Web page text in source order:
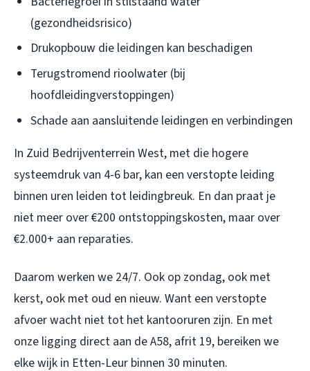
(gezondheidsrisico)
Drukopbouw die leidingen kan beschadigen
Terugstromend rioolwater (bij
hoofdleidingverstoppingen)
Schade aan aansluitende leidingen en verbindingen
In Zuid Bedrijventerrein West, met die hogere
systeemdruk van 4-6 bar, kan een verstopte leiding
binnen uren leiden tot leidingbreuk. En dan praat je
niet meer over €200 ontstoppingskosten, maar over
€2.000+ aan reparaties.
Daarom werken we 24/7. Ook op zondag, ook met
kerst, ook met oud en nieuw. Want een verstopte
afvoer wacht niet tot het kantooruren zijn. En met
onze ligging direct aan de A58, afrit 19, bereiken we
elke wijk in Etten-Leur binnen 30 minuten.